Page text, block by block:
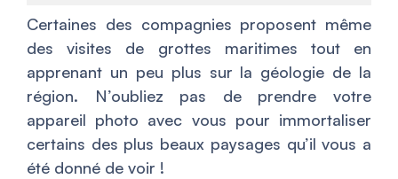
Certaines des compagnies proposent même
des visites de grottes maritimes tout en
apprenant un peu plus sur la géologie de la
région. N’oubliez pas de prendre votre
appareil photo avec vous pour immortaliser
certains des plus beaux paysages qu’il vous a
été donné de voir !